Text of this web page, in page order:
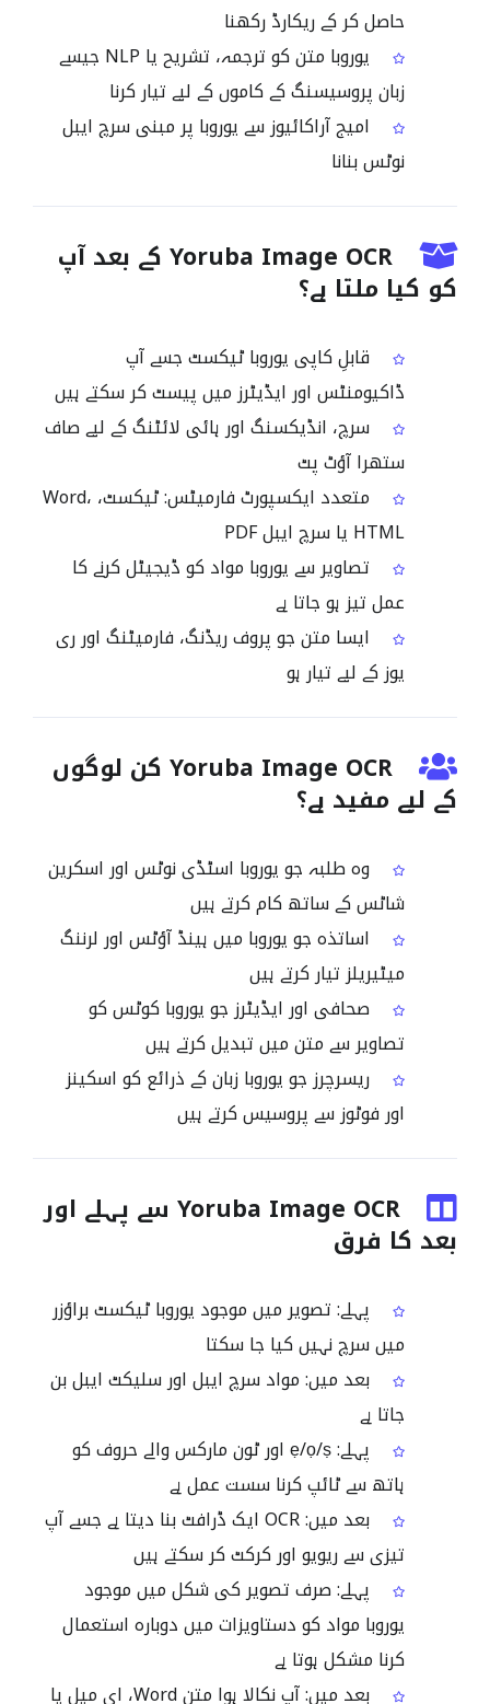
حاصل کر کے ریکارڈ رکھنا
یوروبا متن کو ترجمہ، تشریح یا NLP جیسے
زبان پروسیسنگ کے کاموں کے لیے تیار کرنا
امیج آراکائیوز سے یوروبا پر مبنی سرچ ایبل
نوٹس بنانا
Yoruba Image OCR کے بعد آپ
کو کیا ملتا ہے؟
قابلِ کاپی یوروبا ٹیکسٹ جسے آپ
ڈاکیومنٹس اور ایڈیٹرز میں پیسٹ کر سکتے ہیں
سرچ، انڈیکسنگ اور ہائی لائٹنگ کے لیے صاف
ستھرا آؤٹ پٹ
متعدد ایکسپورٹ فارمیٹس: ٹیکسٹ، Word،
HTML یا سرچ ایبل PDF
تصاویر سے یوروبا مواد کو ڈیجیٹل کرنے کا
عمل تیز ہو جاتا ہے
ایسا متن جو پروف ریڈنگ، فارمیٹنگ اور ری
یوز کے لیے تیار ہو
Yoruba Image OCR کن لوگوں
کے لیے مفید ہے؟
وہ طلبہ جو یوروبا اسٹڈی نوٹس اور اسکرین
شاٹس کے ساتھ کام کرتے ہیں
اساتذہ جو یوروبا میں ہینڈ آؤٹس اور لرننگ
میٹیریلز تیار کرتے ہیں
صحافی اور ایڈیٹرز جو یوروبا کوٹس کو
تصاویر سے متن میں تبدیل کرتے ہیں
ریسرچرز جو یوروبا زبان کے ذرائع کو اسکینز
اور فوٹوز سے پروسیس کرتے ہیں
Yoruba Image OCR سے پہلے اور
بعد کا فرق
پہلے: تصویر میں موجود یوروبا ٹیکسٹ براؤزر
میں سرچ نہیں کیا جا سکتا
بعد میں: مواد سرچ ایبل اور سلیکٹ ایبل بن
جاتا ہے
پہلے: ẹ/ọ/ṣ اور ٹون مارکس والے حروف کو
ہاتھ سے ٹائپ کرنا سست عمل ہے
بعد میں: OCR ایک ڈرافٹ بنا دیتا ہے جسے آپ
تیزی سے ریویو اور کرکٹ کر سکتے ہیں
پہلے: صرف تصویر کی شکل میں موجود
یوروبا مواد کو دستاویزات میں دوبارہ استعمال
کرنا مشکل ہوتا ہے
بعد میں: آپ نکالا ہوا متن Word، ای میل یا